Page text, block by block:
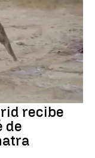
recibe
de